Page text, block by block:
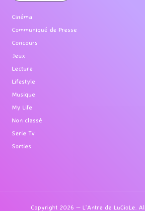
Cinéma
Communiqué de Presse
Concours
Jeux
Lecture
Lifestyle
Musique
My Life
Non classé
Serie Tv
Sorties
Copyright 2026 — L'Antre de LuCioLe.